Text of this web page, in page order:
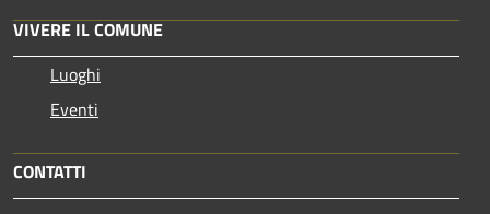
VIVERE IL COMUNE
Luoghi
Eventi
CONTATTI